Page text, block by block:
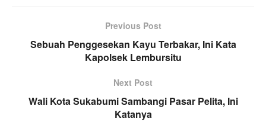
Previous Post
Sebuah Penggesekan Kayu Terbakar, Ini Kata
Kapolsek Lembursitu
Next Post
Wali Kota Sukabumi Sambangi Pasar Pelita, Ini
Katanya